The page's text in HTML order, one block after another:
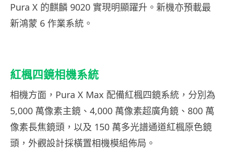
Pura X 的麒麟 9020 實現明顯躍升。新機亦預載最
新鴻蒙 6 作業系統。
紅楓四鏡相機系統
相機方面，Pura X Max 配備紅楓四鏡系統，分別為
5,000 萬像素主鏡、4,000 萬像素超廣角鏡、800 萬
像素長焦鏡頭，以及 150 萬多光譜通道紅楓原色鏡
頭，外觀設計採橫置相機模組佈局。